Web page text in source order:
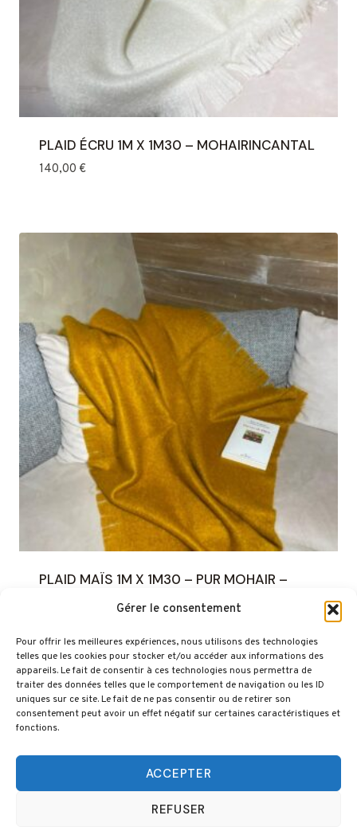
Gérer le consentement
Pour offrir les meilleures expériences, nous utilisons des technologies
telles que les cookies pour stocker et/ou accéder aux informations des
appareils. Le fait de consentir à ces technologies nous permettra de
traiter des données telles que le comportement de navigation ou les ID
uniques sur ce site. Le fait de ne pas consentir ou de retirer son
consentement peut avoir un effet négatif sur certaines caractéristiques et
fonctions.
ACCEPTER
REFUSER
PLAID ÉCRU 1M X 1M30 – MOHAIRINCANTAL
140,00 €
PLAID MAÏS 1M X 1M30 – PUR MOHAIR –
© 2026 Mohairincantal - Une créationDMsite.fr